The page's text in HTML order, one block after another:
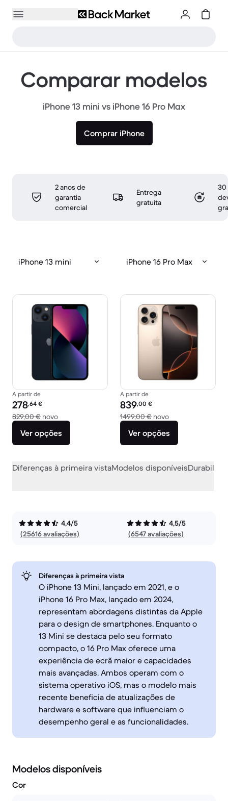
Comparar modelos
iPhone 13 mini vs iPhone 16 Pro Max
Comprar iPhone
2 anos de
garantia
comercial
Entrega
gratuita
30
iPhone 13 mini iPhone 16 Pro Max
A partir de
Preço recondicionado:
278,64 €
829,00 € novoVersus 829,00 € novo
Ver opções
A partir de
Preço recondicionado:
839,00 €
1499,00 € novoVersus 1499,00 €
Ver opções
Diferenças à primeira vistaModelos disponíveis
4,4/5
(25616 avaliações)
4,5/5
(6547 avaliações)
Diferenças à primeira vista
O iPhone 13 Mini, lançado em 2021, e o
iPhone 16 Pro Max, lançado em 2024,
representam abordagens distintas da Apple
para o design de smartphones. Enquanto o
13 Mini se destaca pelo seu formato
compacto, o 16 Pro Max oferece uma
experiência de ecrã maior e capacidades
mais avançadas. Ambos operam com o
sistema operativo iOS, mas o modelo mais
recente beneficia de atualizações de
hardware e software que influenciam o
desempenho geral e as funcionalidades.
Modelos disponíveis
Cor